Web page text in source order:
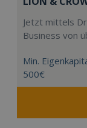
Jetzt mittels
Business von
Min.
500€